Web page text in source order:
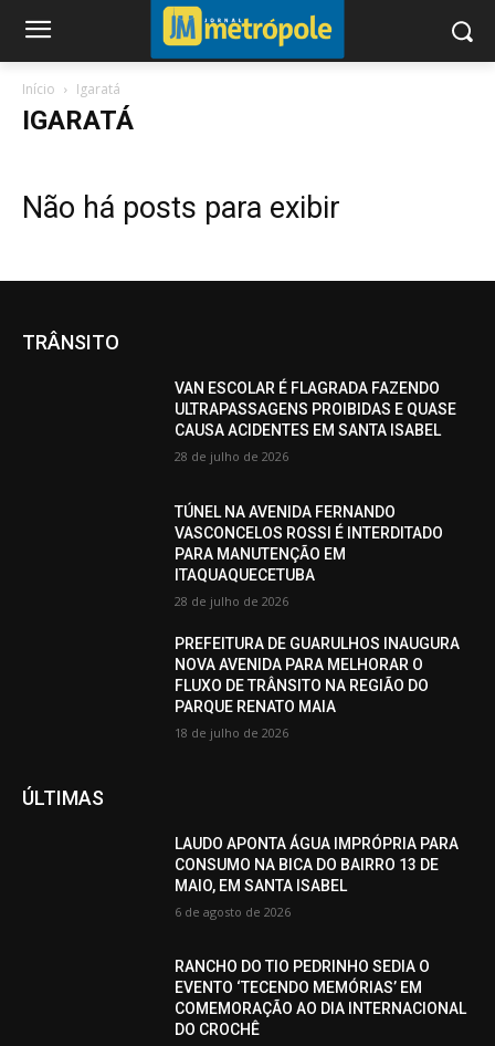
Início Igaratá
IGARATÁ
Não há posts para exibir
TRÂNSITO
VAN ESCOLAR É FLAGRADA FAZENDO
ULTRAPASSAGENS PROIBIDAS E QUASE
CAUSA ACIDENTES EM SANTA ISABEL
28 de julho de 2026
TÚNEL NA AVENIDA FERNANDO
VASCONCELOS ROSSI É INTERDITADO
PARA MANUTENÇÃO EM
ITAQUAQUECETUBA
28 de julho de 2026
PREFEITURA DE GUARULHOS INAUGURA
NOVA AVENIDA PARA MELHORAR O
FLUXO DE TRÂNSITO NA REGIÃO DO
PARQUE RENATO MAIA
18 de julho de 2026
ÚLTIMAS
LAUDO APONTA ÁGUA IMPRÓPRIA PARA
CONSUMO NA BICA DO BAIRRO 13 DE
MAIO, EM SANTA ISABEL
6 de agosto de 2026
RANCHO DO TIO PEDRINHO SEDIA O
EVENTO ‘TECENDO MEMÓRIAS’ EM
COMEMORAÇÃO AO DIA INTERNACIONAL
DO CROCHÊ